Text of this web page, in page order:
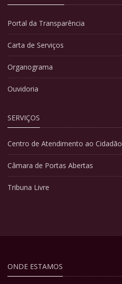
Portal da Transparência
Carta de Serviços
Organograma
Ouvidoria
SERVIÇOS
Centro de Atendimento ao Cidadão
Câmara de Portas Abertas
Tribuna Livre
ONDE ESTAMOS